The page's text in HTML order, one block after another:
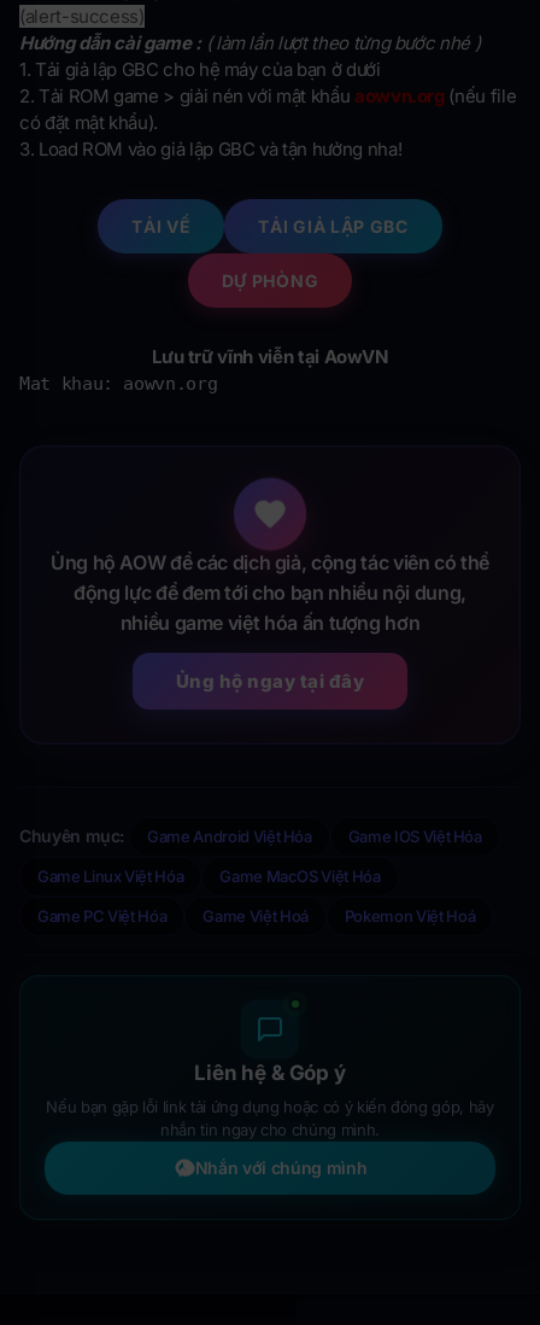
(alert-success)
Hướng dẫn cài game : ( làm lần lượt theo từng bước nhé )
1. Tải giả lập GBC cho hệ máy của bạn ở dưới
2. Tải ROM game > giải nén với mật khẩu aowvn.org(nếu file
có đặt mật khẩu).
3. Load ROM vào giả lập GBC và tận hưởng nha!
TẢI VỀ TẢI GIẢ LẬP GBC
DỰ PHÒNG
Lưu trữ vĩnh viễn tại AowVN
Mat khau: aowvn.org
Ủng hộ AOW để các dịch giả, cộng tác viên có thể
động lực để đem tới cho bạn nhiều nội dung,
nhiều game việt hóa ấn tượng hơn
Ủng hộ ngay tại đây
Chuyên mục: Game Android Việt Hóa Game IOS Việt Hóa
Game Linux Việt Hóa Game MacOS Việt Hóa
Game PC Việt Hóa Game Việt Hoá Pokemon Việt Hoá
Liên hệ & Góp ý
Nếu bạn gặp lỗi link tải ứng dụng hoặc có ý kiến đóng góp, hãy
nhắn tin ngay cho chúng mình.
Nhắn với chúng mình